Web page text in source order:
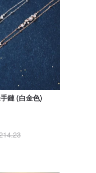
鏈 (白金色)